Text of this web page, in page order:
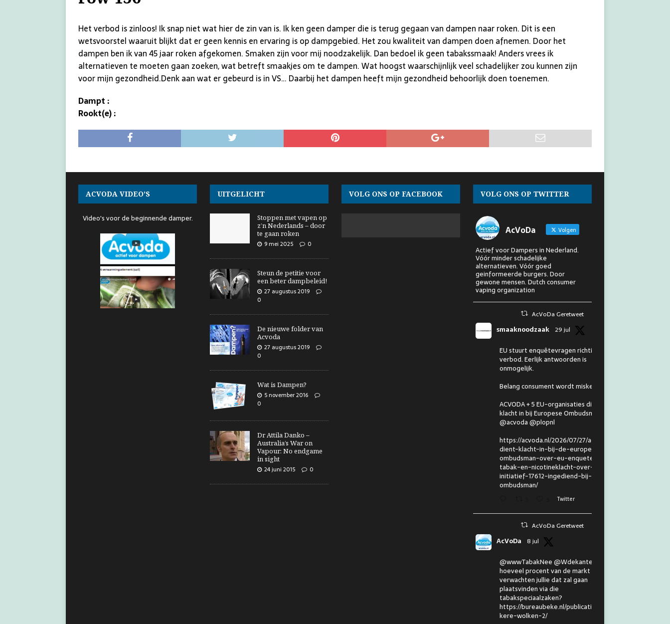
Het verbod is zinloos! Ik snap niet wat hier de zin van is. Ik ken geen damper die is terug gegaan van dampen naar roken. Dit is een
wetsvoorstel waaruit blijkt dat er geen kennis en ervaring is op dampgebied. Het zou kwaliteit van dampen doen afnemen. Door het
dampen ben ik van 45 jaar roken afgekomen. Smaken zijn voor mij noodzakelijk. Dan bedoel ik geen tabakssmaak! Anders vrees ik
alternatieven te moeten gaan zoeken, wat betreft smaakjes om te dampen. Wat hoogst waarschijnlijk veel schadelijker zou kunnen zijn
voor mijn gezondheid.Denk aan wat er gebeurd is in VS… Daarbij het dampen heeft mijn gezondheid behoorlijk doen toenemen.
Dampt :
Rookt(e) :
ACVODA VIDEO’S
Video's voor de beginnende damper.
UITGELICHT
Stoppen met vapen op
z’n Nederlands – door
te gaan roken
9 mei 2025
0
Steun de petitie voor
een beter dampbeleid!
27 augustus 2019
0
De nieuwe folder van
Acvoda
27 augustus 2019
0
Wat is Dampen?
5 november 2016
0
Dr Attila Danko –
Australia’s War on
Vapour: No endgame
in sight
24 juni 2015
0
VOLG ONS OP FACEBOOK VOLG ONS OP TWITTER
AcVoDa Volgen
Actief voor Dampers in Nederland.
Vóór minder schadelijke
alternatieven. Vóór goed
geinformeerde burgers. Door
gewone mensen. Dutch consumer
vaping organization
AcVoDa Geretweet
smaaknoodzaak 29 jul
EU stuurt enquêtevragen richting
verbod. Eerlijk antwoorden is
onmogelijk.
Belang consument wordt miskend.
ACVODA + 5 EU-organisaties dienen
klacht in bij Europese Ombudsman.
@acvoda @plopnl
https://acvoda.nl/2026/07/27/acvoda-
dient-klacht-in-bij-de-europese-
ombudsman-over-eu-enquete-
tabak-en-nicotineklacht-over-eu-
initiatief-17612-ingediend-bij-de-
ombudsman/
Twitter
AcVoDa Geretweet
AcVoDa 8 jul
@wwwTabakNee @Wdekanter En
hoeveel procent van de markt
verwachten jullie dat zal gaan
plaatsvinden via die
tabakspeciaalzaken?
https://bureaubeke.nl/publicaties/don
kere-wolken-2/